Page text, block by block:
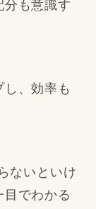
分も意識す
、効率も
ないといけ
でわかる